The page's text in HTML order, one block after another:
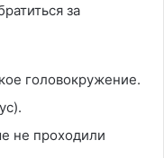
за
головокружение.
не проходили